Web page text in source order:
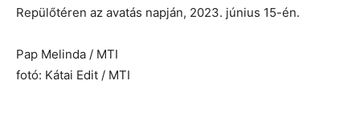
Repülőtéren az avatás napján, 2023. június 15-én.
Pap Melinda / MTI
fotó: Kátai Edit / MTI